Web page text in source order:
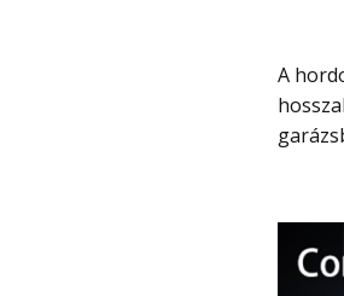
A hordozható kialakítás és a vezeték nélküli működés miatt nem szükséges